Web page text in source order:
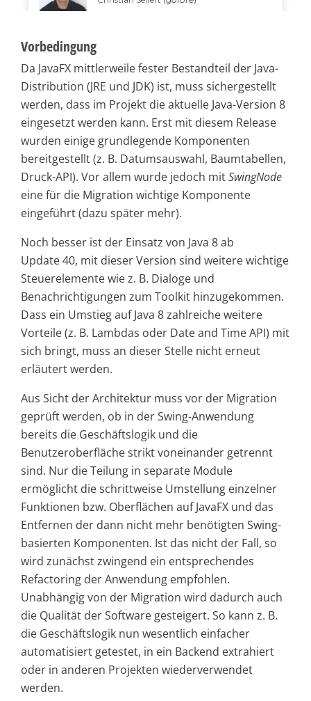
Vorbedingung
Da JavaFX mittlerweile fester Bestandteil der Java-
Distribution (JRE und JDK) ist, muss sichergestellt
werden, dass im Projekt die aktuelle Java-Version 8
eingesetzt werden kann. Erst mit diesem Release
wurden einige grundlegende Komponenten
bereitgestellt (z. B. Datumsauswahl, Baumtabellen,
Druck-API). Vor allem wurde jedoch mitSwingNode
eine für die Migration wichtige Komponente
eingeführt (dazu später mehr).
Noch besser ist der Einsatz von Java 8 ab
Update 40, mit dieser Version sind weitere wichtige
Steuerelemente wie z. B. Dialoge und
Benachrichtigungen zum Toolkit hinzugekommen.
Dass ein Umstieg auf Java 8 zahlreiche weitere
Vorteile (z. B. Lambdas oder Date and Time API) mit
sich bringt, muss an dieser Stelle nicht erneut
erläutert werden.
Aus Sicht der Architektur muss vor der Migration
geprüft werden, ob in der Swing-Anwendung
bereits die Geschäftslogik und die
Benutzeroberfläche strikt voneinander getrennt
sind. Nur die Teilung in separate Module
ermöglicht die schrittweise Umstellung einzelner
Funktionen bzw. Oberflächen auf JavaFX und das
Entfernen der dann nicht mehr benötigten Swing-
basierten Komponenten. Ist das nicht der Fall, so
wird zunächst zwingend ein entsprechendes
Refactoring der Anwendung empfohlen.
Unabhängig von der Migration wird dadurch auch
die Qualität der Software gesteigert. So kann z. B.
die Geschäftslogik nun wesentlich einfacher
automatisiert getestet, in ein Backend extrahiert
oder in anderen Projekten wiederverwendet
werden.